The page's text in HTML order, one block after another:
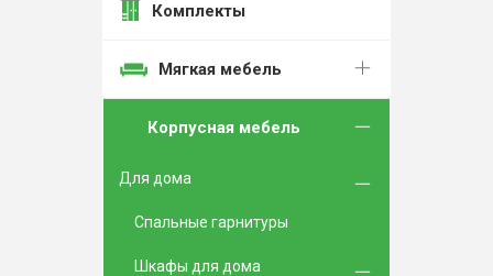
Комплекты
Мягкая мебель
Корпусная мебель
Для дома
Спальные гарнитуры
Шкафы для дома